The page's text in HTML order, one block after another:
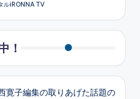
iRONNA TV
！
寛子編集の取りあげた話題の